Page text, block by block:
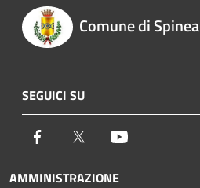
Comune di Spinea
SEGUICI SU
Facebook Twitter
AMMINISTRAZIONE